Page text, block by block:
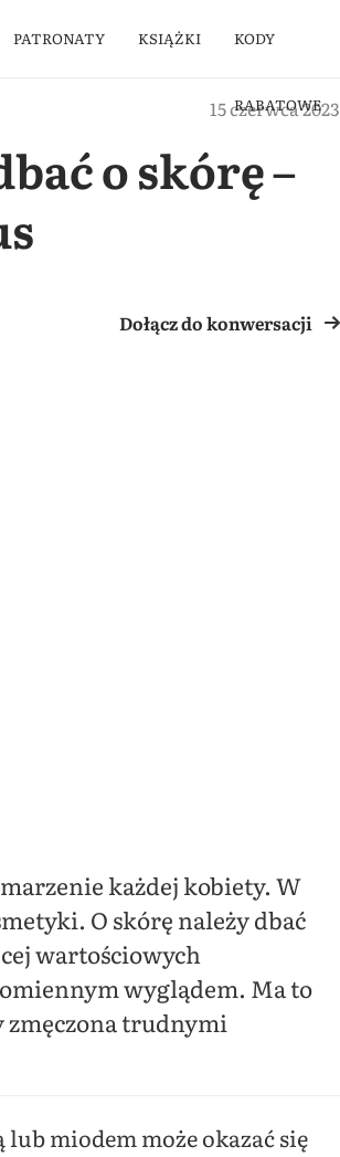
PATRONATY KSIĄŻKI KODY
RABATOWE
15 czerwca 2023
o skórę –
Dołącz do konwersacji
każdej kobiety. W
O skórę należy dbać
wartościowych
wyglądem. Ma to
zmęczona trudnymi
miodem może okazać się